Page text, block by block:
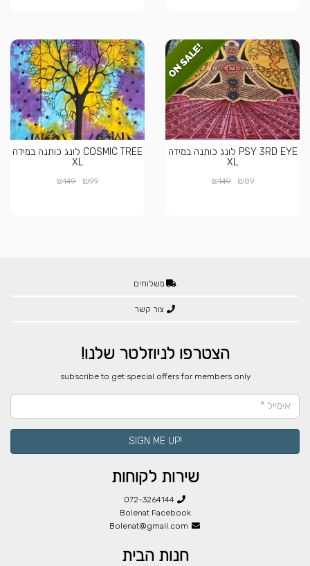
PSY 3RD EYE לונג כותנה במידה
XL
₪89
₪149
COSMIC TREE לונג כותנה במידה
XL
₪99
₪149
משלוחים
צור קשר
הצטרפו לניוזלטר שלנו!
​subscribe to get special offers for members only
!SIGN ME UP
שירות לקוחות
072-3264144
Bolenat Facebook
Bolenat@gmail.com
חנות הבית